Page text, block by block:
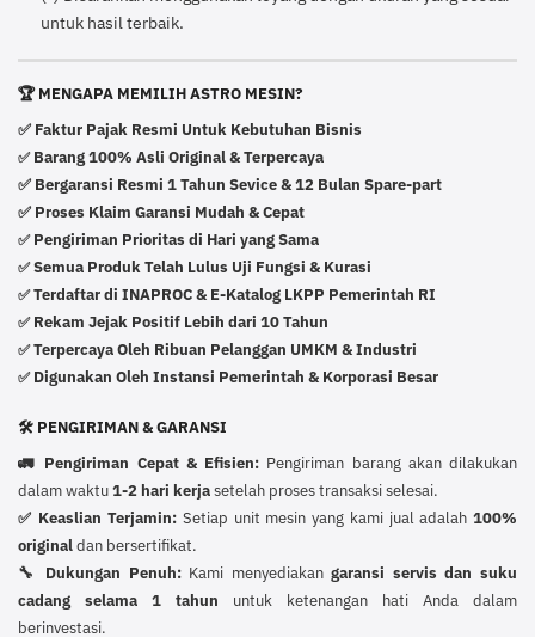
untuk hasil terbaik.
🏆 MENGAPA MEMILIH ASTRO MESIN?
✅ Faktur Pajak Resmi Untuk Kebutuhan Bisnis
✅ Barang 100% Asli Original & Terpercaya
✅ Bergaransi Resmi 1 Tahun Sevice & 12 Bulan Spare-part
✅ Proses Klaim Garansi Mudah & Cepat
✅ Pengiriman Prioritas di Hari yang Sama
✅Semua Produk Telah Lulus Uji Fungsi & Kurasi
✅Terdaftar di INAPROC & E-Katalog LKPP Pemerintah RI
✅ Rekam Jejak Positif Lebih dari 10 Tahun
✅Terpercaya Oleh Ribuan Pelanggan UMKM & Industri
✅ Digunakan Oleh Instansi Pemerintah & Korporasi Besar
🛠️ PENGIRIMAN & GARANSI
🚛 Pengiriman Cepat & Efisien: Pengiriman barang akan dilakukan
dalam waktu1-2 hari kerjasetelah proses transaksi selesai.
✅ Keaslian Terjamin: Setiap unit mesin yang kami jual adalah100%
originaldan bersertifikat.
🔧 Dukungan Penuh:Kami menyediakangaransi servis dan suku
cadang selama 1 tahun untuk ketenangan hati Anda dalam
berinvestasi.